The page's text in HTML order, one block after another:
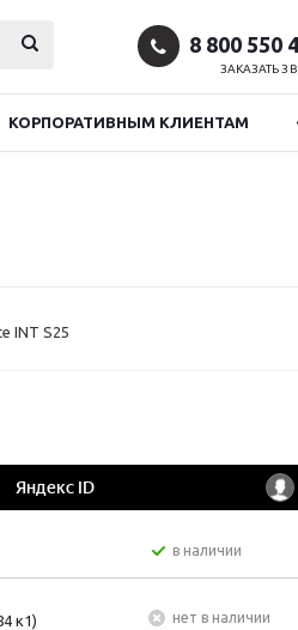
8 800 550
ЗАКАЗАТЬ
КОРПОРАТИВНЫМ КЛИЕНТАМ
INT S25
в наличии
к1)
Нет в наличии